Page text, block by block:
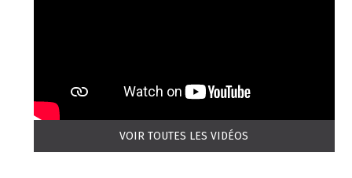
VOIR TOUTES LES VIDÉOS